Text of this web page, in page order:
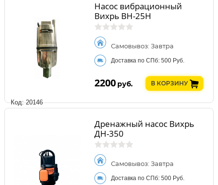
Код: 20146
Насос вибрационный
Вихрь ВН-25Н
Самовывоз: Завтра
Доставка по СПб: 500 Руб.
2200 руб. В КОРЗИНУ
Дренажный насос Вихрь
ДН-350
Самовывоз: Завтра
Доставка по СПб: 500 Руб.